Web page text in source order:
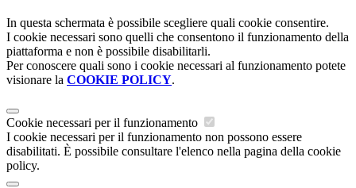
In questa schermata è possibile scegliere quali cookie consentire.
I cookie necessari sono quelli che consentono il funzionamento della
piattaforma e non è possibile disabilitarli.
Per conoscere quali sono i cookie necessari al funzionamento potete
visionare la COOKIE POLICY.
Cookie necessari per il funzionamento
I cookie necessari per il funzionamento non possono essere
disabilitati. È possibile consultare l'elenco nella pagina della cookie
policy.